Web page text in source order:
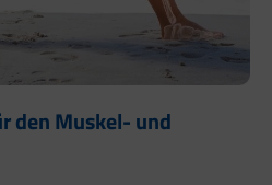
den Muskel- und